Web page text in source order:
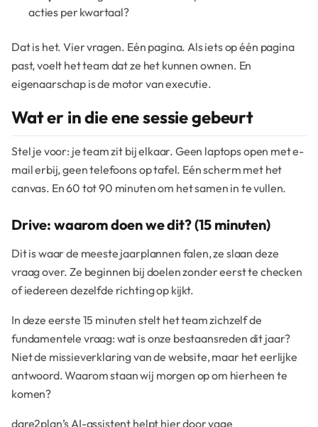
acties per kwartaal?
Dat is het. Vier vragen. Eén pagina. Als iets op één pagina
past, voelt het team dat ze het kunnen ownen. En
eigenaarschap is de motor van executie.
Wat er in die ene sessie gebeurt
Stel je voor: je team zit bij elkaar. Geen laptops open met e-
mail erbij, geen telefoons op tafel. Eén scherm met het
canvas. En 60 tot 90 minuten om het samen in te vullen.
Drive: waarom doen we dit? (15 minuten)
Dit is waar de meeste jaarplannen falen, ze slaan deze
vraag over. Ze beginnen bij doelen zonder eerst te checken
of iedereen dezelfde richting op kijkt.
In deze eerste 15 minuten stelt het team zichzelf de
fundamentele vraag: wat is onze bestaansreden dit jaar?
Niet de missieverklaring van de website, maar het eerlijke
antwoord. Waarom staan wij morgen op om hierheen te
komen?
dare2plan’s AI-assistent helpt hier door vage